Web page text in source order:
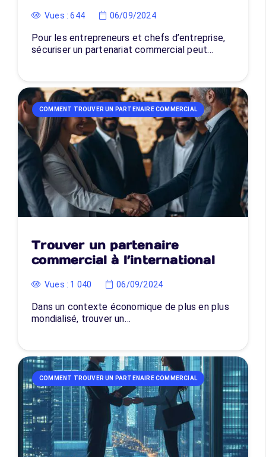
Vues :644 06/09/2024
Pour les entrepreneurs et chefs d’entreprise,
sécuriser un partenariat commercial peut…
COMMENT TROUVER UN PARTENAIRE COMMERCIAL
Trouver un partenaire
commercial à l’international
Vues : 1 040 06/09/2024
Dans un contexte économique de plus en plus
mondialisé, trouver un…
COMMENT TROUVER UN PARTENAIRE COMMERCIAL